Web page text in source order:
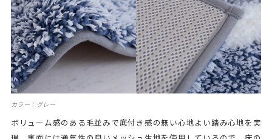
カラー：グレー
ボリューム感のある毛並みで底付き感の無い心地よい踏み心地を実